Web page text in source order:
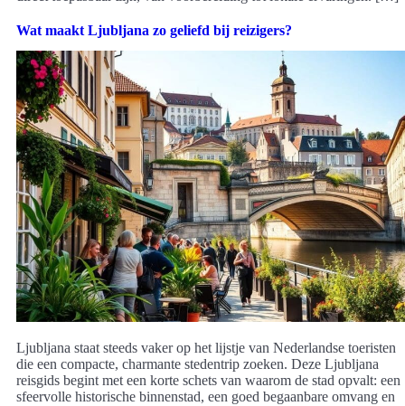
Wat maakt Ljubljana zo geliefd bij reizigers?
Ljubljana staat steeds vaker op het lijstje van Nederlandse toeristen
die een compacte, charmante stedentrip zoeken. Deze Ljubljana
reisgids begint met een korte schets van waarom de stad opvalt: een
sfeervolle historische binnenstad, een goed begaanbare omvang en